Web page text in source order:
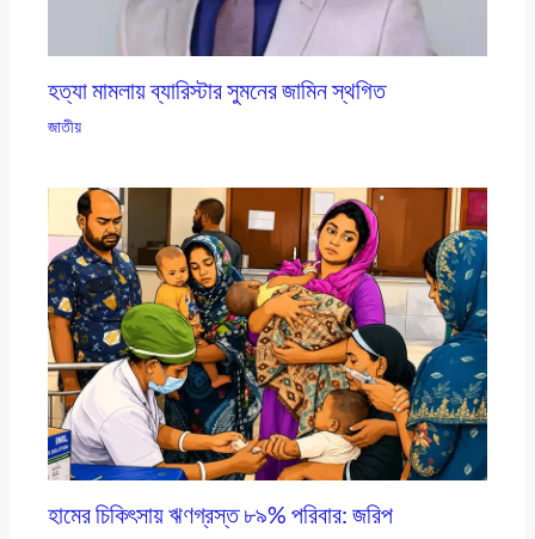
হত্যা মামলায় ব্যারিস্টার সুমনের জামিন স্থগিত
জাতীয়
হামের চিকিৎসায় ঋণগ্রস্ত ৮৯% পরিবার: জরিপ